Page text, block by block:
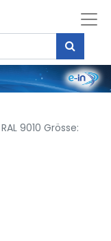
9010 Grösse: